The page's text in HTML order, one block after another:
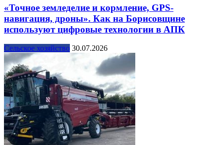
«Точное земледелие и кормление, GPS-
навигация, дроны». Как на Борисовщине
используют цифровые технологии в АПК
Сельское хозяйство 30.07.2026